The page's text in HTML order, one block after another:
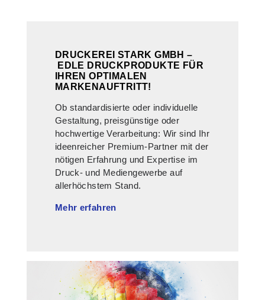
DRUCKEREI STARK GMBH –
EDLE DRUCKPRODUKTE FÜR
IHREN OPTIMALEN
MARKENAUFTRITT!
Ob standardisierte oder individuelle
Gestaltung, preisgünstige oder
hochwertige Verarbeitung: Wir sind Ihr
ideenreicher Premium-Partner mit der
nötigen Erfahrung und Expertise im
Druck- und Mediengewerbe auf
allerhöchstem Stand.
Mehr erfahren